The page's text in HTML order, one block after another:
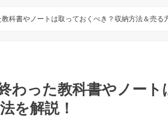
科書やノートは取っておくべき？収納方法＆売る
わった教科書やノート
を解説！